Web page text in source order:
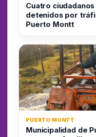
Cuatro
detenidos por
Puerto Montt
PUERTO MONTT
Municipalidad de